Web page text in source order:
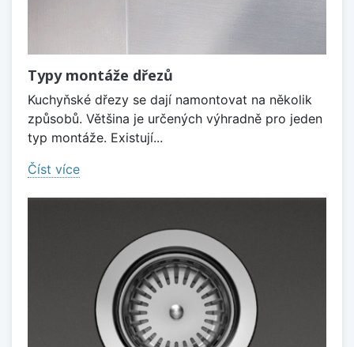
Typy montáže dřezů
Kuchyňské dřezy se dají namontovat na několik
způsobů. Většina je určených výhradně pro jeden
typ montáže. Existují...
Číst více